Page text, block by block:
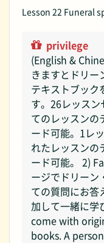
Lesson 22 Funeral
privilege
(English &
きますとドリー
テキストブック
す。26レッス
てのレッスンの
ード可能。1レ
れたレッスンの
ード可能。 2)
ージでドリーン
ての質問にお答
加して一緒に学
come with
books. A